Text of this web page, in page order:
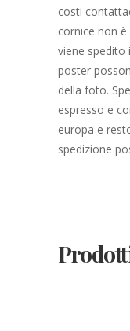
costi
cornice non
viene spedito
poster
della foto.
espresso e
europa e
spedizione